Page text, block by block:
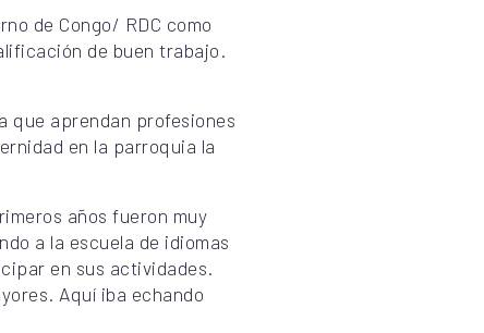
de Congo/ RDC como
de buen trabajo.
que aprendan profesiones
en la parroquia la
años fueron muy
a la escuela de idiomas
en sus actividades.
Aquí iba echando